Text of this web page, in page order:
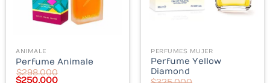
ANIMALE
Perfume Animale
$298.000
Original
$250.000Current
PERFUMES MUJER
Perfume Yellow
Diamond